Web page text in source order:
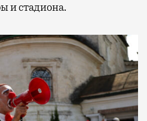
и стадиона.